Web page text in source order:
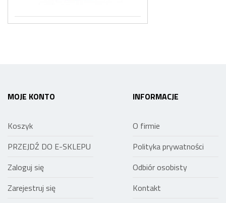
MOJE KONTO
Koszyk
PRZEJDŹ DO E-SKLEPU
Zaloguj się
Zarejestruj się
INFORMACJE
O firmie
Polityka prywatności
Odbiór osobisty
Kontakt